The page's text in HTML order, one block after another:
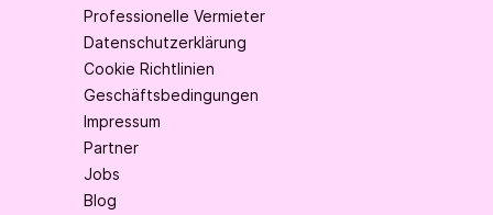
Professionelle Vermieter
Datenschutzerklärung
Cookie Richtlinien
Geschäftsbedingungen
Impressum
Partner
Jobs
Blog